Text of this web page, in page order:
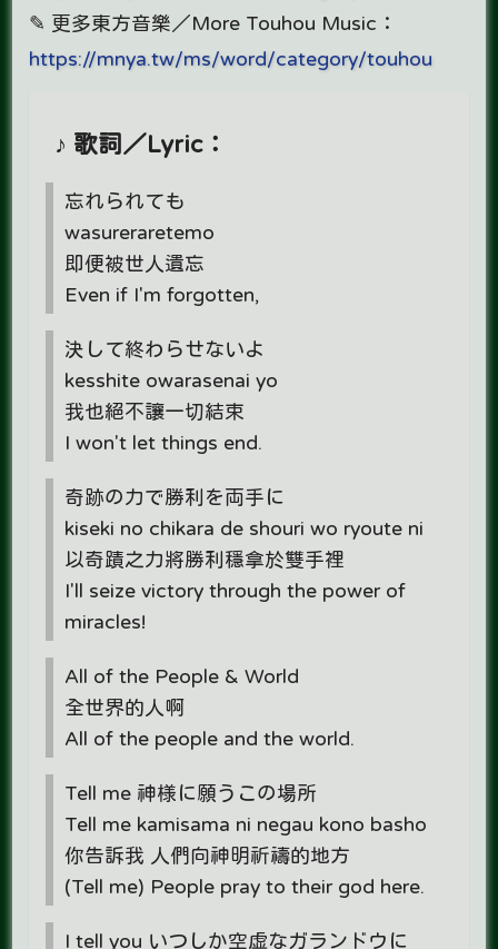
✎ 更多東方音樂／More Touhou Music：
https://mnya.tw/ms/word/category/touhou
♪ 歌詞／Lyric：
忘れられても
wasureraretemo
即便被世人遺忘
Even if I'm forgotten,
決して終わらせないよ
kesshite owarasenai yo
我也絕不讓一切結束
I won't let things end.
奇跡の力で勝利を両手に
kiseki no chikara de shouri wo ryoute ni
以奇蹟之力將勝利穩拿於雙手裡
I'll seize victory through the power of
miracles!
All of the People & World
全世界的人啊
All of the people and the world.
Tell me 神様に願うこの場所
Tell me kamisama ni negau kono basho
你告訴我 人們向神明祈禱的地方
(Tell me) People pray to their god here.
I tell you いつしか空虚なガランドウに